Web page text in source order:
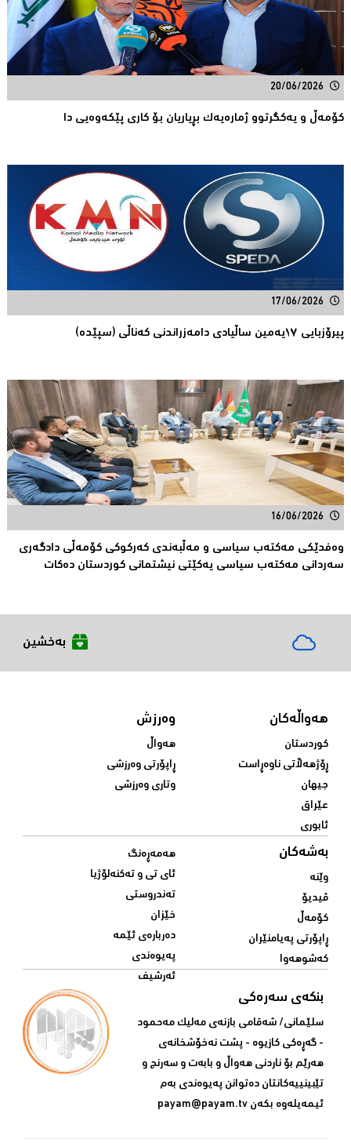
20/06/2026
كۆمەڵ و یەكگرتوو ژمارەیەك بڕیاریان بۆ كاری پێكەوەیی دا
17/06/2026
پیرۆزبایی ١٧یەمین ساڵیادی دامەزراندنی کەناڵی (سپێدە)
16/06/2026
وەفدێکی مەکتەب سیاسی و مەڵبەندی کەرکوکی کۆمەڵی دادگەری
سەردانی مەکتەب سیاسی یەکێتی نیشتمانی کوردستان دەکات
بەخشین
هەواڵەکان
کوردستان
ڕۆژهەڵاتی ناوەڕاست
جیهان
عێراق
ئابوری
وەرزش
هەواڵ
ڕاپۆرتی وەرزشی
وتاری وەرزشی
بەشەکان
وێنە
ڤیدیۆ
کۆمەڵ
ڕاپۆرتی پەیامنێران
کەشوهەوا
هەمەڕەنگ
ئای تی و تەکنەلۆژیا
تەندروستی
خێزان
دەربارەی ئێمە
پەیوەندی
ئەرشیف
بنکەی سەرەکی
سلێمانی/ شه‌قامی بازنه‌ی مه‌لیک مه‌حمود
- گه‌ڕه‌کی کازیوه‌ - پشت نه‌خۆشخانه‌ی‌
هه‌رێم بۆ ناردنی‌ هه‌واڵ و بابه‌ت و سه‌رنج و
تێبینییه‌كانتان ده‌توانن په‌یوه‌ندی‌ به‌م
ئیمه‌یله‌وه‌ بكه‌ن payam@payam.tv